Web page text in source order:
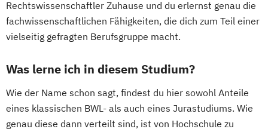
Rechtswissenschaftler Zuhause und du erlernst genau die
fachwissenschaftlichen Fähigkeiten, die dich zum Teil einer
vielseitig gefragten Berufsgruppe macht.
Was lerne ich in diesem Studium?
Wie der Name schon sagt, findest du hier sowohl Anteile
eines klassischen BWL- als auch eines Jurastudiums. Wie
genau diese dann verteilt sind, ist von Hochschule zu